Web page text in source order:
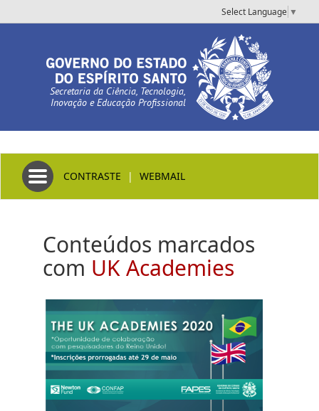
Select Language ▼
Secretaria da Ciência, Tecnologia,
Inovação e Educação Profissional
Toggle navigation
CONTRASTE | WEBMAIL
Conteúdos marcados
com UK Academies